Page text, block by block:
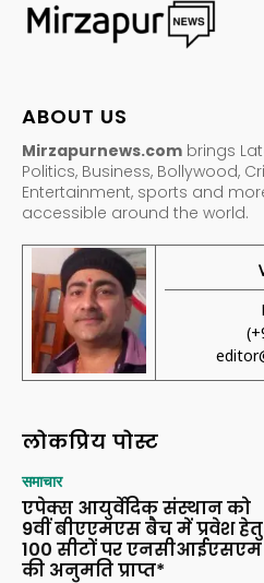
ABOUT US
Mirzapurnews.com brings
Politics, Business, Bollywood,
Entertainment, sports and
accessible around the world.
लोकप्रिय पोस्ट
समाचार
एपेक्स आयुर्वेदिक संस्थान को
9वीं बीएएमएस बैच में प्रवेश हेतु
100 सीटों पर एनसीआईएसएम
की अनुमति प्राप्त*